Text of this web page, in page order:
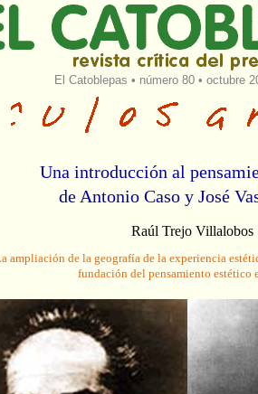
El Catoblepas • número 80 • octubre
Una introducción al
de Antonio Caso y José
Raúl Trejo Villalobos
ampliación de la geografía de la experiencia
fundación del pensamiento estético